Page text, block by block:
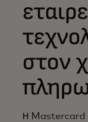
στον
Η Mastercard